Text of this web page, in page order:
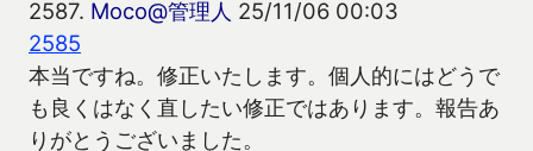
2587. Moco@管理人 25/11/06 00:03
2585
本当ですね。修正いたします。個人的にはどうで
も良くはなく直したい修正ではあります。報告あ
りがとうございました。